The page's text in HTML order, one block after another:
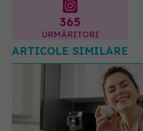
365
URMĂRITORI
ARTICOLE SIMILARE